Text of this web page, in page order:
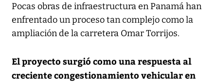
Pocas obras de infraestructura en Panamá han
enfrentado un proceso tan complejo como la
ampliación de la carretera Omar Torrijos.
El proyecto surgió como una respuesta al
creciente congestionamiento vehicular en